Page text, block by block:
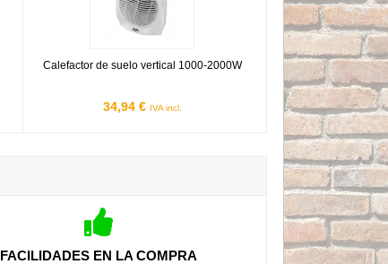
Calefactor de suelo vertical 1000-2000W
34,94 € IVA incl.
FACILIDADES EN LA COMPRA